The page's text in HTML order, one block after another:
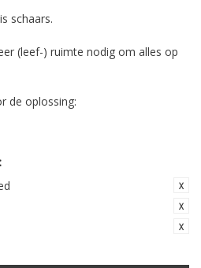
schaars.
(leef-) ruimte nodig om alles op
de oplossing: